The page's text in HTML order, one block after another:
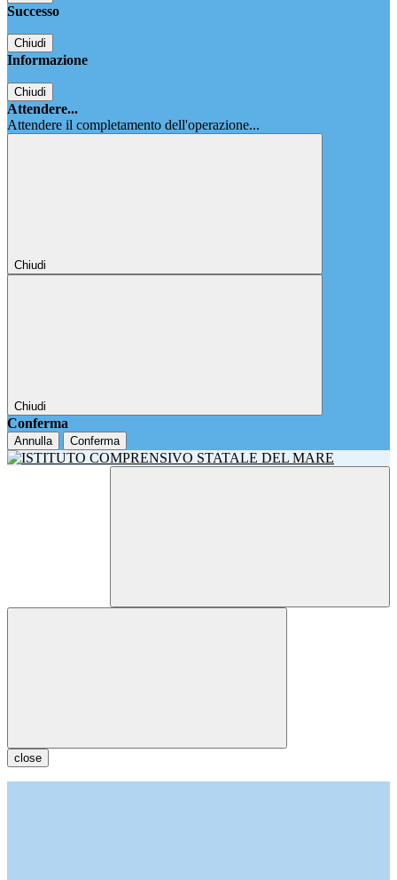
Successo
Chiudi
Informazione
Chiudi
Attendere...
Attendere il completamento dell'operazione...
Chiudi
Chiudi
Conferma
Annulla Conferma
close